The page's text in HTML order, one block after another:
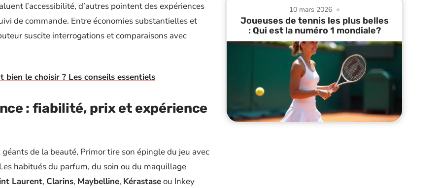
l’accessibilité, d’autres pointent des expériences
de commande. Entre économies substantielles et
suscite interrogations et comparaisons avec
bien le choisir ? Les conseils essentiels
: fiabilité, prix et expérience
de la beauté, Primor tire son épingle du jeu avec
habitués du parfum, du soin ou du maquillage
Laurent, Clarins, Maybelline, Kérastaseou Inkey
10 mars 2026
Joueuses de tennis les plus belles
: Qui est la numéro 1 mondiale?